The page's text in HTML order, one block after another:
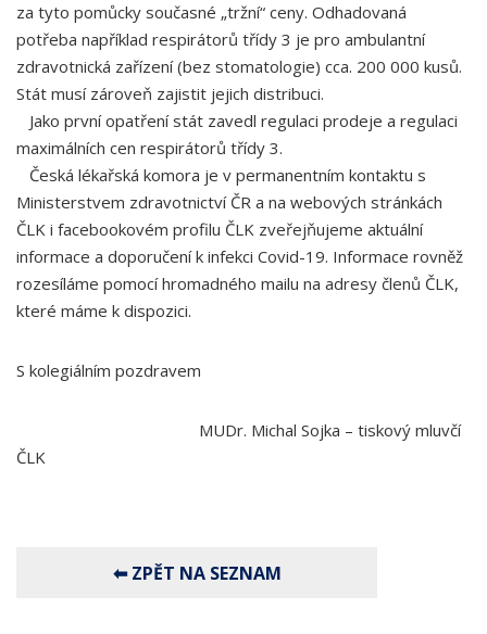
za tyto pomůcky současné „tržní“ ceny. Odhadovaná
potřeba například respirátorů třídy 3 je pro ambulantní
zdravotnická zařízení (bez stomatologie) cca. 200 000 kusů.
Stát musí zároveň zajistit jejich distribuci.
Jako první opatření stát zavedl regulaci prodeje a regulaci
maximálních cen respirátorů třídy 3.
Česká lékařská komora je v permanentním kontaktu s
Ministerstvem zdravotnictví ČR a na webových stránkách
ČLK i facebookovém profilu ČLK zveřejňujeme aktuální
informace a doporučení k infekci Covid-19. Informace rovněž
rozesíláme pomocí hromadného mailu na adresy členů ČLK,
které máme k dispozici.
S kolegiálním pozdravem
MUDr. Michal Sojka – tiskový mluvčí
ČLK